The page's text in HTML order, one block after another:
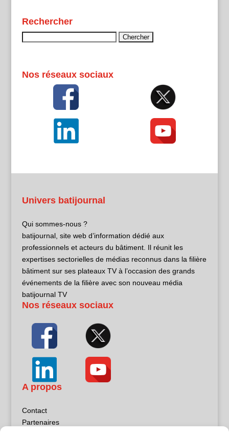
Rechercher
Nos réseaux sociaux
Univers batijournal
Qui sommes-nous ?
batijournal, site web d’information dédié aux
professionnels et acteurs du bâtiment. Il réunit les
expertises sectorielles de médias reconnus dans la filière
bâtiment sur ses plateaux TV à l’occasion des grands
événements de la filière avec son nouveau média
batijournal TV
Nos réseaux sociaux
A propos
Contact
Partenaires